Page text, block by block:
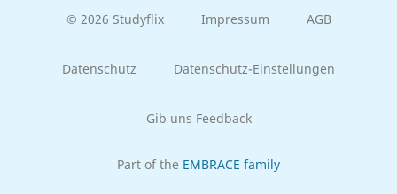
© 2026 Studyflix Impressum AGB
Datenschutz Datenschutz-Einstellungen
Gib uns Feedback
Part of the EMBRACE family